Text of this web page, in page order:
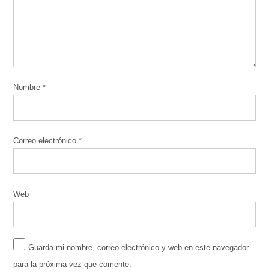
Nombre*
Correo electrónico*
Web
Guarda mi nombre, correo electrónico y web en este navegador
para la próxima vez que comente.